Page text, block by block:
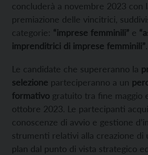
concluderà a novembre 2023 con
premiazione delle vincitrici,
categorie: “imprese femminili” e
imprenditrici di imprese femminili”.
Le candidate che supereranno la
selezione parteciperanno a un
formativo gratuito tra fine maggio
ottobre 2023. Le partecipanti
conoscenze di avvio e gestione
strumenti relativi alla creazione di
plan dal punto di vista strategico ed